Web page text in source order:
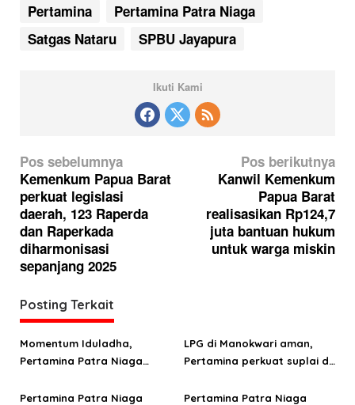
Pertamina
Pertamina Patra Niaga
Satgas Nataru
SPBU Jayapura
Ikuti Kami
N
a
v
i
g
a
s
i
p
o
s
Pos sebelumnya
Kemenkum Papua Barat
perkuat legislasi
daerah, 123 Raperda
dan Raperkada
diharmonisasi
sepanjang 2025
Pos berikutnya
Kanwil Kemenkum
Papua Barat
realisasikan Rp124,7
juta bantuan hukum
untuk warga miskin
Posting Terkait
Momentum Iduladha,
Pertamina Patra Niaga
kepedulian sosial lewat
LPG di Manokwari aman,
Pertamina perkuat suplai di
Pertamina Patra Niaga
Pertamina Patra Niaga